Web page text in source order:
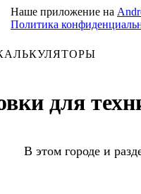
Наше приложение на
Политика
для
В этом городе и